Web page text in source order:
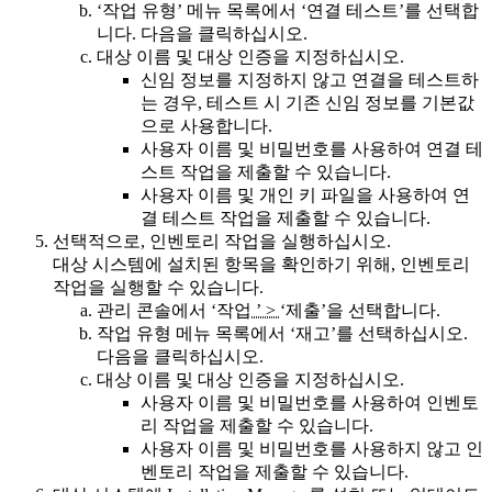
‘작업 유형’ 메뉴 목록에서 ‘연결 테스트’를 선택합
니다. 다음을 클릭하십시오.
대상 이름 및 대상 인증을 지정하십시오.
신임 정보를 지정하지 않고 연결을 테스트하
는 경우, 테스트 시 기존 신임 정보를 기본값
으로 사용합니다.
사용자 이름 및 비밀번호를 사용하여 연결 테
스트 작업을 제출할 수 있습니다.
사용자 이름 및 개인 키 파일을 사용하여 연
결 테스트 작업을 제출할 수 있습니다.
선택적으로, 인벤토리 작업을 실행하십시오.
대상 시스템에 설치된 항목을 확인하기 위해, 인벤토리
작업을 실행할 수 있습니다.
관리 콘솔에서 ‘작업 ’ > ‘제출’을 선택합니다.
작업 유형 메뉴 목록에서 ‘재고’를 선택하십시오.
다음을 클릭하십시오.
대상 이름 및 대상 인증을 지정하십시오.
사용자 이름 및 비밀번호를 사용하여 인벤토
리 작업을 제출할 수 있습니다.
사용자 이름 및 비밀번호를 사용하지 않고 인
벤토리 작업을 제출할 수 있습니다.